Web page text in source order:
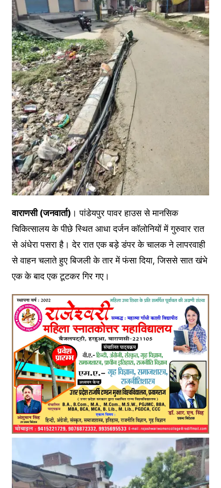
वाराणसी (जनवार्ता) । पांडेयपुर पावर हाउस से मानसिक
चिकित्सालय के पीछे स्थित आधा दर्जन कॉलोनियों में गुरुवार रात
से अंधेरा पसरा है। देर रात एक बड़े डंपर के चालक ने लापरवाही
से वाहन चलाते हुए बिजली के तार में फंसा दिया, जिससे सात खंभे
एक के बाद एक टूटकर गिर गए।